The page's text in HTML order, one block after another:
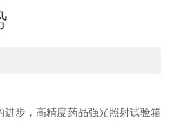
步，高精度药品强光照射试验箱